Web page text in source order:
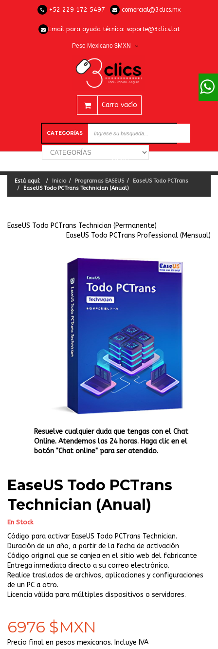
+52 229 172 5497 comercial@3clics.mx
Email para ayuda técnica: soporte@3clics.lat
Peso Mexicano $MXN
Carro vacío
CATEGORÍAS
Está aquí: Inicio Programas EASEUS
EaseUS Todo PCTrans
EaseUS Todo PCTrans Technician (Anual)
EaseUS Todo PCTrans Technician (Permanente)
EaseUS Todo PCTrans Professional (Mensual)
Resuelve cualquier duda que tengas con el Chat
Online. Atendemos las 24 horas. Haga clic en el
botón "Chat online" para ser atendido.
EaseUS Todo PCTrans
Technician (Anual)
En Stock
Código para activar EaseUS Todo PCTrans Technician.
Duración de un año, a partir de la fecha de activación
Código original que se canjea en el sitio web del fabricante
Entrega inmediata directo a su correo electrónico.
Realice traslados de archivos, aplicaciones y configuraciones
de un PC a otro.
Licencia válida para múltiples dispositivos o servidores.
6976 $MXN
Precio final en pesos mexicanos. Incluye IVA